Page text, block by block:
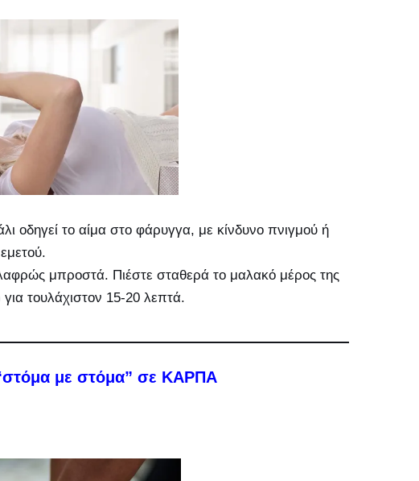
οδηγεί το αίμα στο φάρυγγα, με κίνδυνο πνιγμού ή
εμετού.
μπροστά. Πιέστε σταθερά το μαλακό μέρος της
τουλάχιστον 15-20 λεπτά.
με στόμα” σε ΚΑΡΠΑ